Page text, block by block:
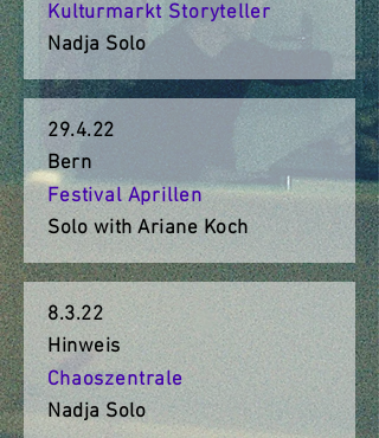
Kulturmarkt Storyteller
Nadja Solo
29.4.22
Bern
Festival Aprillen
Solo with Ariane Koch
8.3.22
Hinweis
Chaoszentrale
Nadja Solo